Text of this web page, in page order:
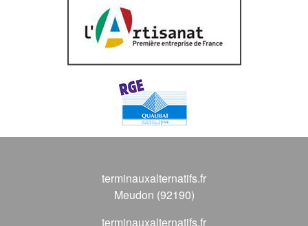
terminauxalternatifs.fr
Meudon (92190)
terminauxalternatifs.fr